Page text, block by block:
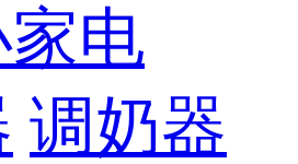
电
调奶器